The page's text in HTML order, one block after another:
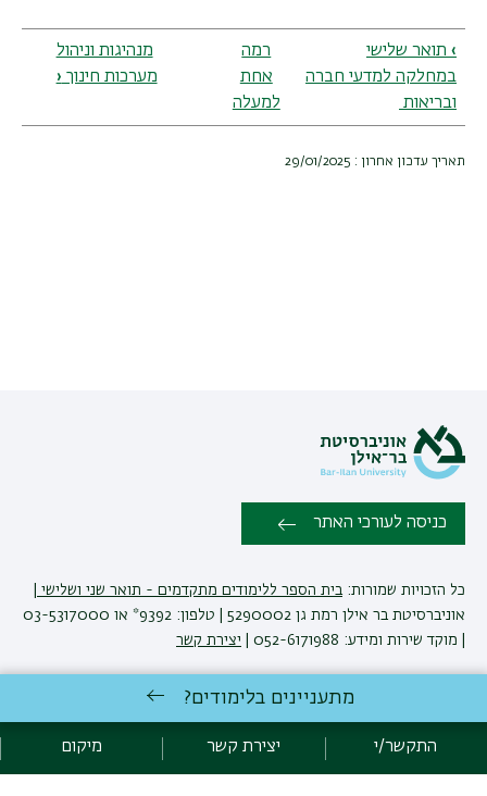
links
for
הפקולטה
לחינוך
› תואר שלישי
במחלקה למדעי חברה
ובריאות
רמה
אחת
למעלה
מנהיגות וניהול
מערכות חינוך ‹
תאריך עדכון אחרון : 29/01/2025
כניסה לעורכי האתר
כל הזכויות שמורות: בית הספר ללימודים מתקדמים - תואר שני ושלישי
אוניברסיטת בר אילן רמת גן 5290002 | טלפון: 9392* או 03-5317000
| מוקד שירות ומידע: 052-6171988 |
יצירת קשר
אגף תקשוב, אוניברסיטת בר-אילן
אקדימה בר-אילן
מתעניינים בלימודים?
התקשר/י יצירת קשר מיקום